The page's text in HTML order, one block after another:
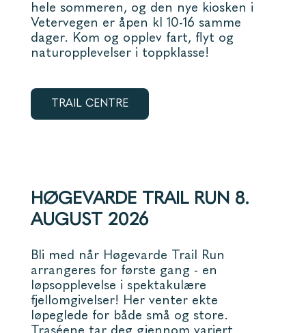
hele sommeren, og den nye kiosken i
Vetervegen er åpen kl 10-16 samme
dager. Kom og opplev fart, flyt og
naturopplevelser i toppklasse!
TRAIL CENTRE
HØGEVARDE TRAIL RUN 8.
AUGUST 2026
Bli med når Høgevarde Trail Run
arrangeres for første gang - en
løpsopplevelse i spektakulære
fjellomgivelser! Her venter ekte
løpeglede for både små og store.